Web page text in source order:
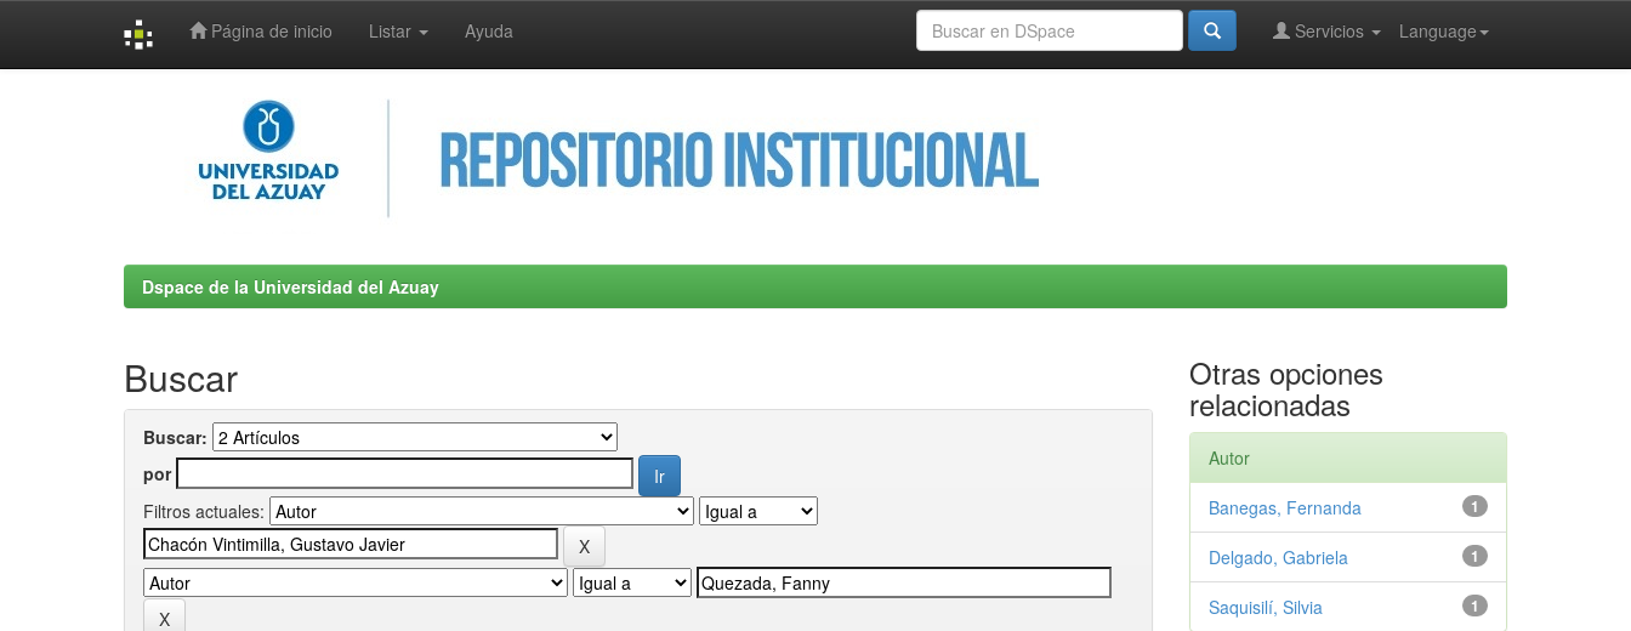
Página de inicio Listar Ayuda Language
Servicios
Dspace de la Universidad del Azuay
Buscar
Buscar:
por
Filtros actuales:
Otras opciones
relacionadas
Autor
1
Banegas, Fernanda
1
Delgado, Gabriela
1
Saquisilí, Silvia